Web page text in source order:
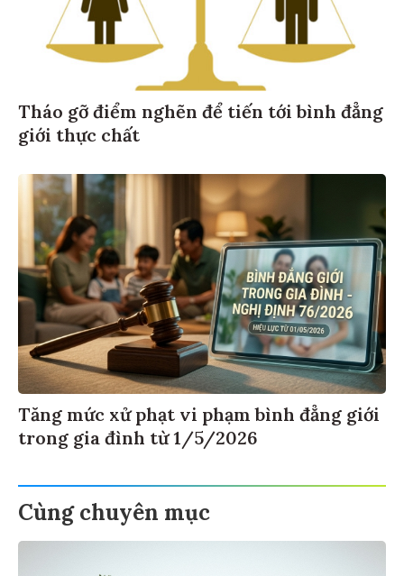
Tháo gỡ điểm nghẽn để tiến tới bình đẳng
giới thực chất
Tăng mức xử phạt vi phạm bình đẳng giới
trong gia đình từ 1/5/2026
Cùng chuyên mục